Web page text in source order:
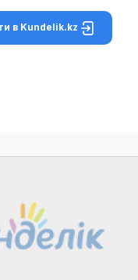
в Kundelik.kz